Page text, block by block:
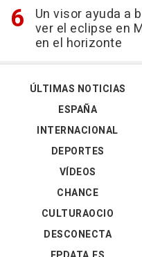
Un visor ayuda a
ver el eclipse en
en el horizonte
ÚLTIMAS NOTICIAS
ESPAÑA
INTERNACIONAL
DEPORTES
VÍDEOS
CHANCE
CULTURAOCIO
DESCONECTA